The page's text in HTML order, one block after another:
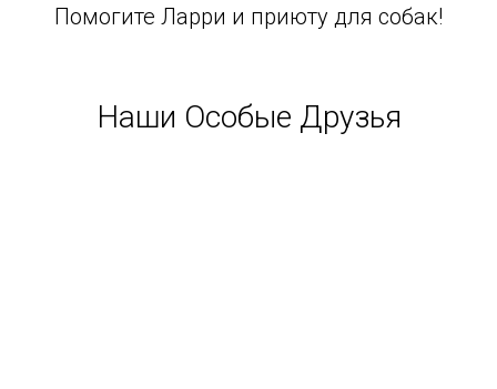
Помогите Ларри и приюту для собак!
Наши Особые Друзья